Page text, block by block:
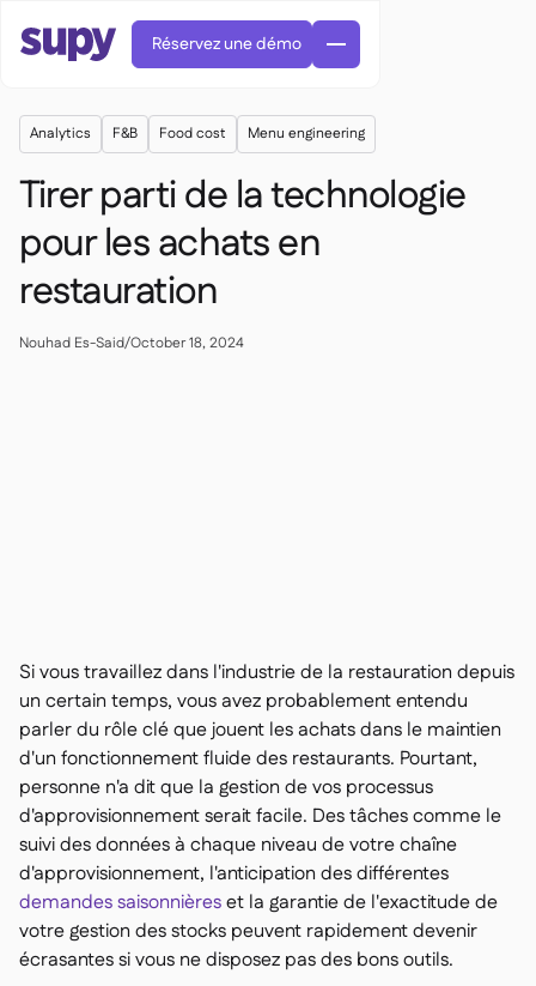
 Commandes et achats
 Cuisine centrale
 Recettes et recettes de préparation
 Enregistrement des pertes
 Comptage des stocks
 Transferts d'inventaire
 Journaux d'audit
Détection d'anomalies IA (bientôt
disponible)
 Prévisions des ventes par IA
 Gastronomique
Réservez une démo
Analytics F&B Food cost Menu engineering
Tirer parti de la technologie
pour les achats en
restauration
Nouhad Es-Said/October 18, 2024
Si vous travaillez dans l'industrie de la restauration depuis
un certain temps, vous avez probablement entendu
parler du rôle clé que jouent les achats dans le maintien
d'un fonctionnement fluide des restaurants. Pourtant,
personne n'a dit que la gestion de vos processus
d'approvisionnement serait facile. Des tâches comme le
suivi des données à chaque niveau de votre chaîne
d'approvisionnement, l'anticipation des différentes
demandes saisonnièreset la garantie de l'exactitude de
votre gestion des stocks peuvent rapidement devenir
écrasantes si vous ne disposez pas des bons outils.